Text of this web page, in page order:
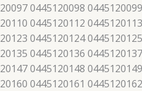
0445120098
0445120112
0445120124
0445120136
0445120148
0445120161